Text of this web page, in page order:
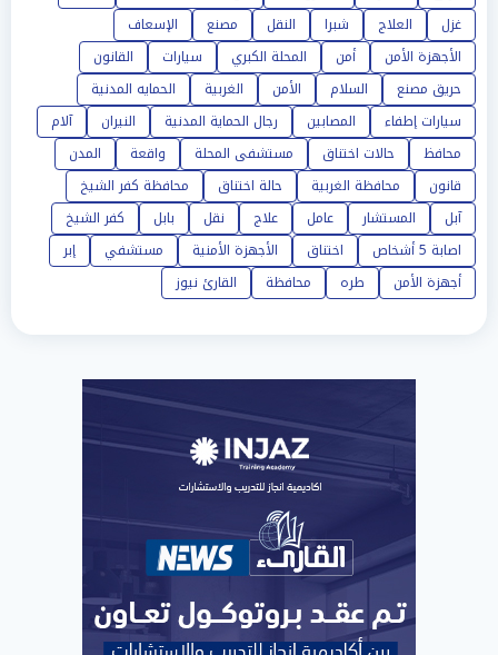
غزل
العلاج شبرا النقل مصنع
الإسعاف
الأجهزة الأمن
أمن المحلة الكبري سيارات
القانون
حريق مصنع
السلام الأمن الغربية
الحمايه المدنية
سيارات إطفاء
المصابين رجال الحماية المدنية النيران
آلام
محافظ
حالات اختناق مستشفى المحلة واقعة
المدن
قانون
محافظة الغربية حالة اختناق
محافظة كفر الشيخ
آبل
المستشار عامل علاج نقل بابل
كفر الشيخ
اصابة 5 أشخاص
اختناق الأجهزة الأمنية مستشفي
إبر
أجهزة الأمن
طره محافظة القارئ نيوز